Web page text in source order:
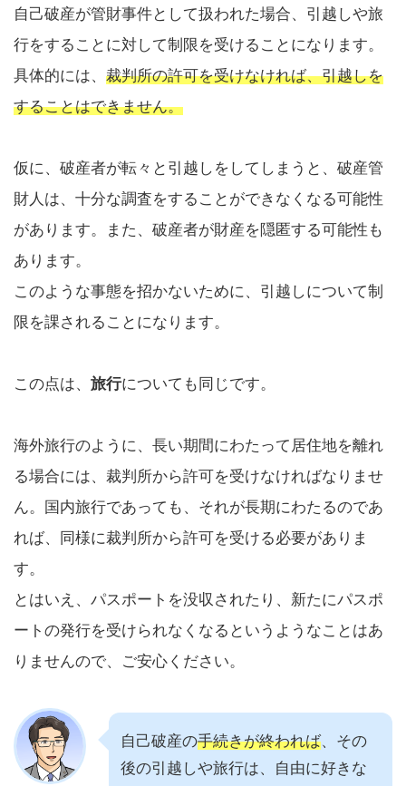
自己破産が管財事件として扱われた場合、引越しや旅
行をすることに対して制限を受けることになります。
具体的には、 裁判所の許可を受けなければ、引越しを
することはできません。
仮に、破産者が転々と引越しをしてしまうと、破産管
財人は、十分な調査をすることができなくなる可能性
があります。また、破産者が財産を隠匿する可能性も
あります。
このような事態を招かないために、引越しについて制
限を課されることになります。
この点は、 旅行についても同じです。
海外旅行のように、長い期間にわたって居住地を離れ
る場合には、裁判所から許可を受けなければなりませ
ん。国内旅行であっても、それが長期にわたるのであ
れば、同様に裁判所から許可を受ける必要がありま
す。
とはいえ、パスポートを没収されたり、新たにパスポ
ートの発行を受けられなくなるというようなことはあ
りませんので、ご安心ください。
自己破産の手続きが終われば、その
後の引越しや旅行は、自由に好きな